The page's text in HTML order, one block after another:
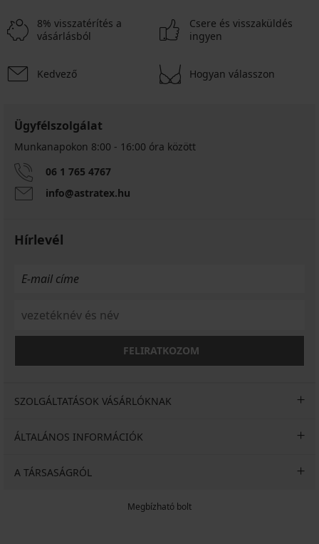
8% visszatérítés a
vásárlásból
Csere és visszaküldés
ingyen
Kedvező Hogyan válasszon
Ügyfélszolgálat
Munkanapokon 8:00 - 16:00 óra között
06 1 765 4767
info@astratex.hu
Hírlevél
FELIRATKOZOM
SZOLGÁLTATÁSOK VÁSÁRLÓKNAK
ÁLTALÁNOS INFORMÁCIÓK
A TÁRSASÁGRÓL
Megbízható bolt